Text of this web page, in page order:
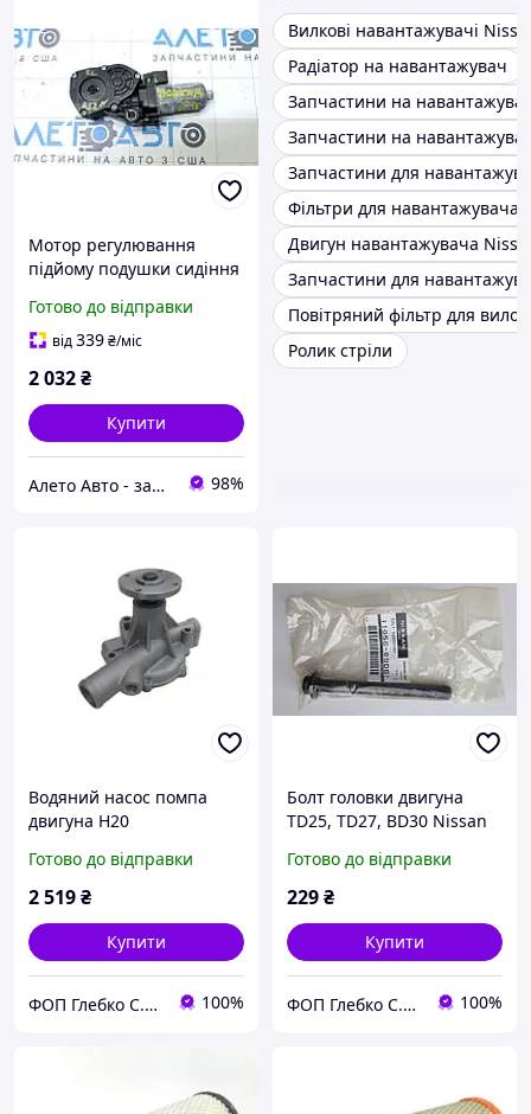
Мотор регулювання
підйому подушки сидіння
13-20 без каркаса
873513JC9B, 234594722200
Готово до відправки
від339₴/міс
2 032₴
Купити
Алето Авто - запчастини на авто зі США 98%
Вилкові навантажувачі
Радіатор на навантажувач
Запчастини на
Запчастини на
Запчастини для
Фільтри для навантажувача
Двигун навантажувача
Запчастини для
Повітряний фільтр для
Ролик стріли
Водяний насос помпа
двигуна H20
Готово до відправки
2 519₴
Купити
ФОП Глебко С.Ю. 100%
Болт головки двигуна
TD25, TD27, BD30 Nissan
Готово до відправки
229₴
Купити
ФОП Глебко С.Ю. 100%